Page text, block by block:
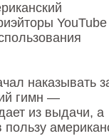
YouTube
наказывать
гимн —
из выдачи, а